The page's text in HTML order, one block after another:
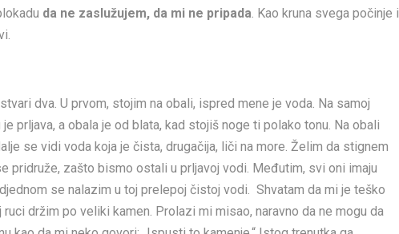
da ne zaslužujem, da mi ne pripada. Kao kruna svega počinje i
dva. U prvom, stojim na obali, ispred mene je voda. Na samoj
prljava, a obala je od blata, kad stojiš noge ti polako tonu. Na obali
se vidi voda koja je čista, drugačija, liči na more. Želim da stignem
pridruže, zašto bismo ostali u prljavoj vodi. Međutim, svi oni imaju
se nalazim u toj prelepoj čistoj vodi. Shvatam da mi je teško
držim po veliki kamen. Prolazi mi misao, naravno da ne mogu da